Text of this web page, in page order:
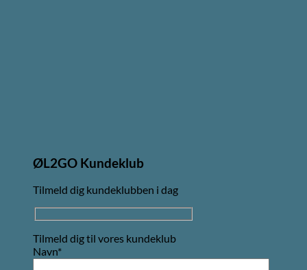
ØL2GO Kundeklub
Tilmeld dig kundeklubben i dag
Tilmeld dig til vores kundeklub
Navn*